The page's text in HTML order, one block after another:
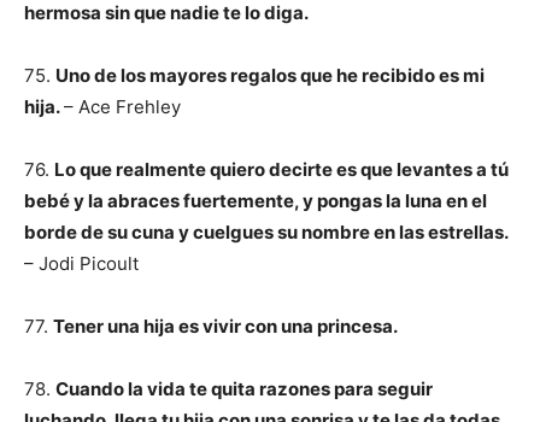
hermosa sin que nadie te lo diga.
75. Uno de los mayores regalos que he recibido es mi
hija.– Ace Frehley
76. Lo que realmente quiero decirte es que levantes a tú
bebé y la abraces fuertemente, y pongas la luna en el
borde de su cuna y cuelgues su nombre en las estrellas.
– Jodi Picoult
77. Tener una hija es vivir con una princesa.
78. Cuando la vida te quita razones para seguir